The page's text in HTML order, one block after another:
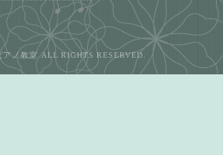
ノ教室 ALL RIGHTS RESERVED.